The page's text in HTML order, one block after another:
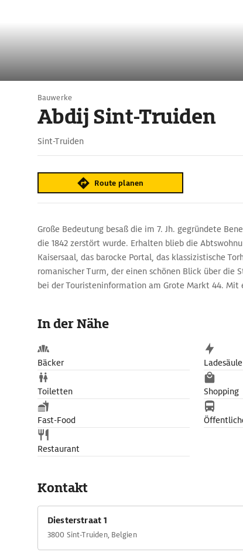
Bauwerke
Abdij Sint-Truiden
Sint-Truiden
Route planen
Große Bedeutung besaß die im 7. Jh. gegründete
die 1842 zerstört wurde. Erhalten blieb die
Kaisersaal, das barocke Portal, das klassizistische
romanischer Turm, der einen schönen Blick über die
bei der Touristeninformation am Grote Markt 44. Mit
In der Nähe
Bäcker Ladesäule
Toiletten Shopping
Fast-Food
Restaurant
Kontakt
Diesterstraat 1
3800 Sint-Truiden, Belgien